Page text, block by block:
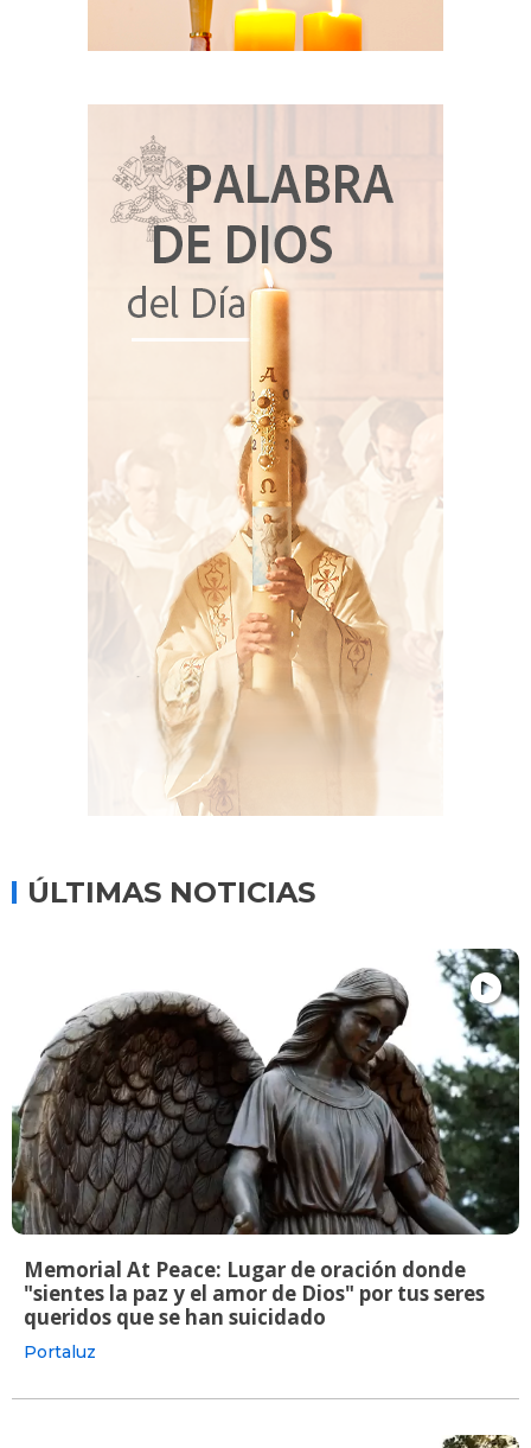
ÚLTIMAS NOTICIAS
Memorial At Peace: Lugar de oración donde
"sientes la paz y el amor de Dios" por tus seres
queridos que se han suicidado
Portaluz